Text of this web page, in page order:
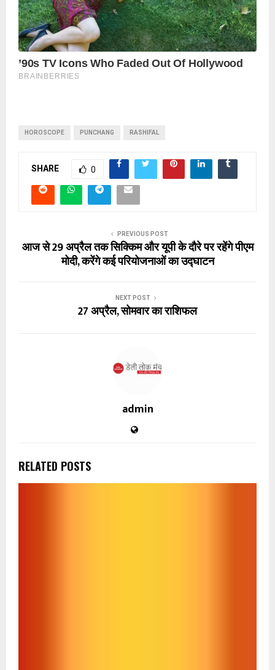
HOROSCOPE PUNCHANG RASHIFAL
SHARE 0
PREVIOUS POST
आज से 29 अप्रैल तक सिक्किम और यूपी के दौरे पर रहेंगे पीएम
मोदी, करेंगे कई परियोजनाओं का उद्घाटन
NEXT POST
27 अप्रैल, सोमवार का राशिफल
admin
RELATED POSTS